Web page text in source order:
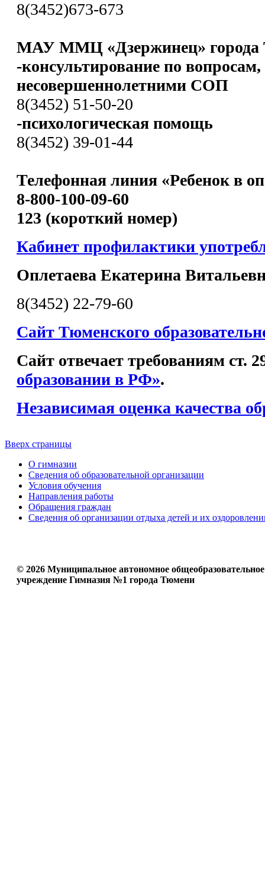
8(3452)673-673
МАУ ММЦ «Дзержинец» города
-консультирование по
несовершеннолетними СОП
8(3452) 51-50-20
-психологическая помощь
8(3452) 39-01-44
Телефонная линия «Ребенок в
8-800-100-09-60
123 (короткий номер)
Кабинет профилактики
Оплетаева Екатерина
8(3452) 22-79-60
Сайт Тюменского
Сайт отвечает требованиям ст.
образовании в РФ».
Независимая оценка качества
Вверх страницы
О гимназии
Сведения об образовательной организации
Условия обучения
Направления работы
Обращения граждан
Сведения об организации отдыха детей и их
© 2026 Муниципальное автономное общеобразовательное
учреждение Гимназия №1 города Тюмени